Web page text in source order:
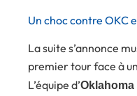
Un choc contre OKC
La suite s’annonce
premier tour face à un
L’équipe d’Oklahoma